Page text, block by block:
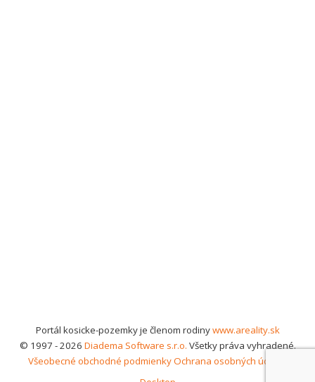
Portál kosicke-pozemky je členom rodinywww.areality.sk
© 1997 - 2026 Diadema Software s.r.o. Všetky práva vyhradené.
Všeobecné obchodné podmienkyOchrana osobných údajov